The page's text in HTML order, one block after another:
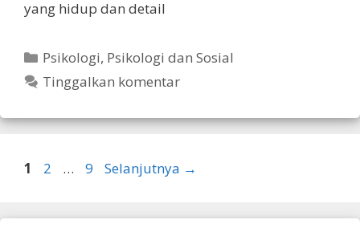
yang hidup dan detail
Kategori
Psikologi, Psikologi dan Sosial
Tinggalkan komentar
Halaman
1 Halaman
2 … Halaman
9 Selanjutnya →